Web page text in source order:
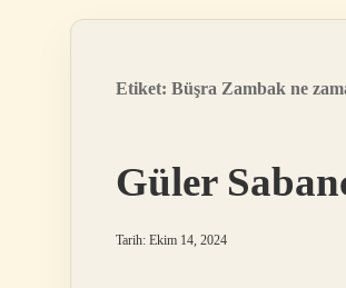
Etiket: Büşra Zambak ne
Güler
Tarih: Ekim 14, 2024